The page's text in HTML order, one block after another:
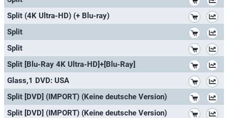
Split (4K Ultra-HD) (+ Blu-ray)
Split
Split
Split [Blu-Ray 4K Ultra-HD]+[Blu-Ray]
Glass,1 DVD: USA
Split [DVD] (IMPORT) (Keine deutsche Version)
Split [DVD] (IMPORT) (Keine deutsche Version)